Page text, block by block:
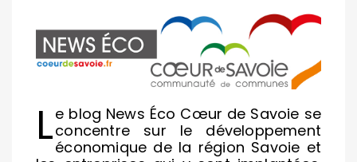
Le blog News Éco Cœur de Savoie se
concentre sur le développement
économique de la région Savoie et